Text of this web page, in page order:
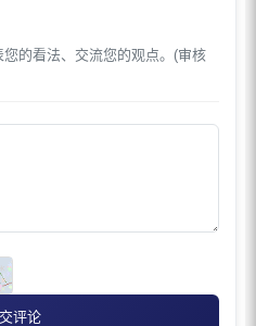
的看法、交流您的观点。(审核
评论